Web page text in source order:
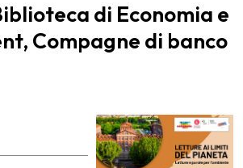
di Economia e
Compagne di banco